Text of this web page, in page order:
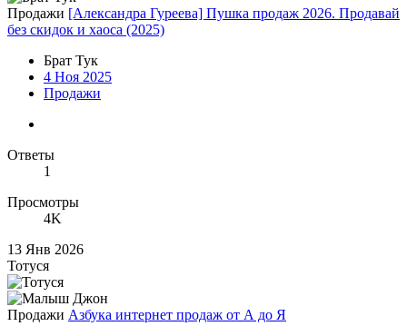
Продажи [Александра Гуреева] Пушка продаж 2026. Продавай
без скидок и хаоса (2025)
Брат Тук
4 Ноя 2025
Продажи
Ответы
1
Просмотры
4K
13 Янв 2026
Тотуся
Продажи Азбука интернет продаж от А до Я